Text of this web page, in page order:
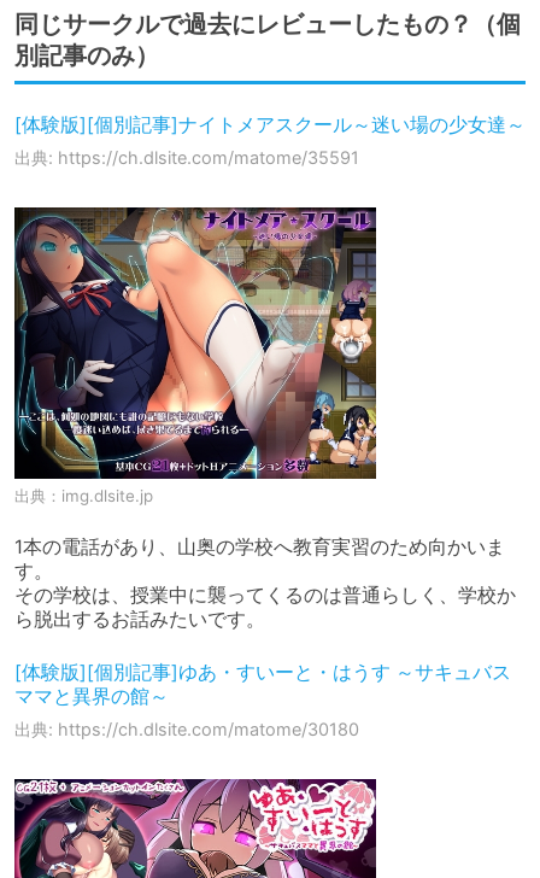
同じサークルで過去にレビューしたもの？（個
別記事のみ）
[体験版][個別記事]ナイトメアスクール～迷い場の少女達～
出典: https://ch.dlsite.com/matome/35591
出典： img.dlsite.jp
1本の電話があり、山奥の学校へ教育実習のため向かいま
す。
その学校は、授業中に襲ってくるのは普通らしく、学校か
ら脱出するお話みたいです。
[体験版][個別記事]ゆあ・すいーと・はうす ～サキュバス
ママと異界の館～
出典: https://ch.dlsite.com/matome/30180